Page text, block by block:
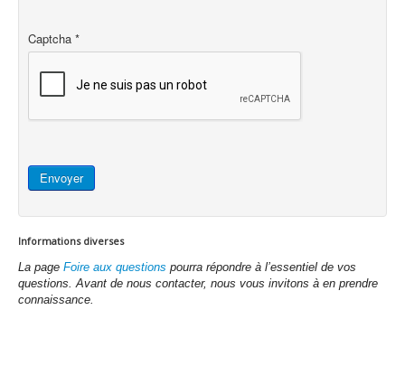
Captcha *
Envoyer
Informations diverses
La page Foire aux questions pourra répondre à l’essentiel de vos
questions.Avant de nous contacter, nous vous invitons à en prendre
connaissance.